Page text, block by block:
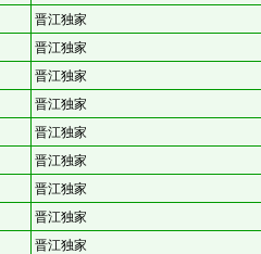
晋江独家
晋江独家
晋江独家
晋江独家
晋江独家
晋江独家
晋江独家
晋江独家
晋江独家